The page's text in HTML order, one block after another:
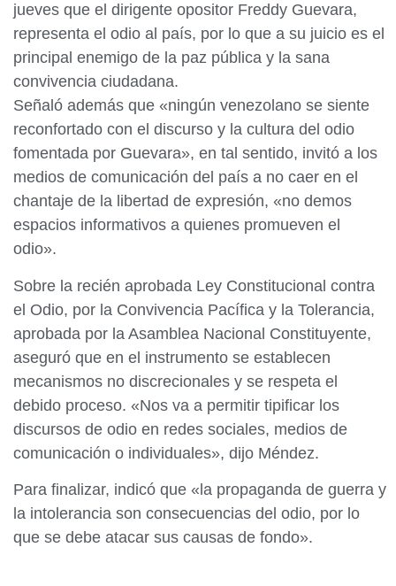
jueves que el dirigente opositor Freddy Guevara,
representa el odio al país, por lo que a su juicio es el
principal enemigo de la paz pública y la sana
convivencia ciudadana.
Señaló además que «ningún venezolano se siente
reconfortado con el discurso y la cultura del odio
fomentada por Guevara», en tal sentido, invitó a los
medios de comunicación del país a no caer en el
chantaje de la libertad de expresión, «no demos
espacios informativos a quienes promueven el
odio».
Sobre la recién aprobada Ley Constitucional contra
el Odio, por la Convivencia Pacífica y la Tolerancia,
aprobada por la Asamblea Nacional Constituyente,
aseguró que en el instrumento se establecen
mecanismos no discrecionales y se respeta el
debido proceso. «Nos va a permitir tipificar los
discursos de odio en redes sociales, medios de
comunicación o individuales», dijo Méndez.
Para finalizar, indicó que «la propaganda de guerra y
la intolerancia son consecuencias del odio, por lo
que se debe atacar sus causas de fondo».